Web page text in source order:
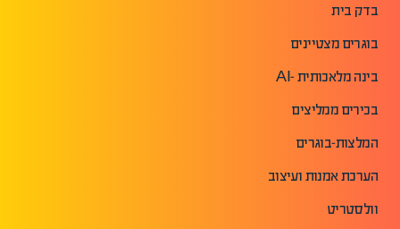
בדק בית
בוגרים מצטיינים
בינה מלאכותית -AI
בכירים ממליצים
המלצות-בוגרים
הערכת אמנות ועיצוב
וולסטריט